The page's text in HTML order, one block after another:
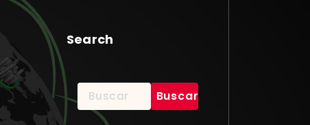
Search
Buscar: